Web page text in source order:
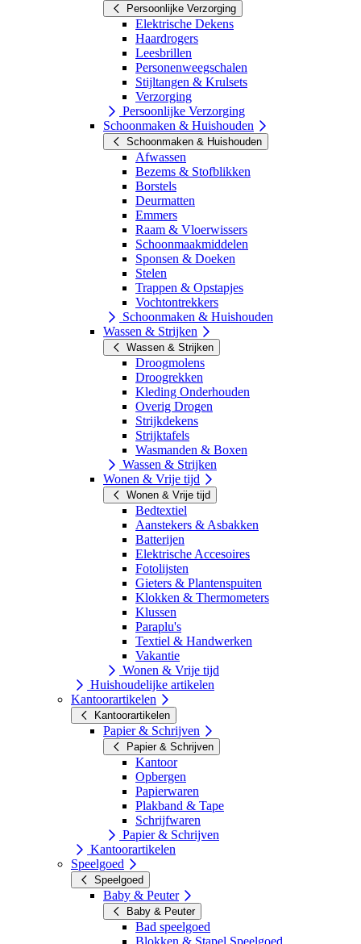
Persoonlijke Verzorging
Elektrische Dekens
Haardrogers
Leesbrillen
Personenweegschalen
Stijltangen & Krulsets
Verzorging
Persoonlijke Verzorging
Schoonmaken & Huishouden
Schoonmaken & Huishouden
Afwassen
Bezems & Stofblikken
Borstels
Deurmatten
Emmers
Raam & Vloerwissers
Schoonmaakmiddelen
Sponsen & Doeken
Stelen
Trappen & Opstapjes
Vochtontrekkers
Schoonmaken & Huishouden
Wassen & Strijken
Wassen & Strijken
Droogmolens
Droogrekken
Kleding Onderhouden
Overig Drogen
Strijkdekens
Strijktafels
Wasmanden & Boxen
Wassen & Strijken
Wonen & Vrije tijd
Wonen & Vrije tijd
Bedtextiel
Aanstekers & Asbakken
Batterijen
Elektrische Accesoires
Fotolijsten
Gieters & Plantenspuiten
Klokken & Thermometers
Klussen
Paraplu's
Textiel & Handwerken
Vakantie
Wonen & Vrije tijd
Huishoudelijke artikelen
Kantoorartikelen
Kantoorartikelen
Papier & Schrijven
Papier & Schrijven
Kantoor
Opbergen
Papierwaren
Plakband & Tape
Schrijfwaren
Papier & Schrijven
Kantoorartikelen
Speelgoed
Speelgoed
Baby & Peuter
Baby & Peuter
Bad speelgoed
Blokken & Stapel Speelgoed